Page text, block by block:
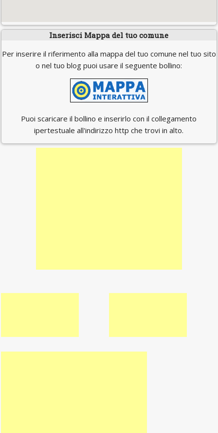
Inserisci Mappa del tuo comune
Per inserire il riferimento alla mappa del tuo comune nel tuo sito
o nel tuo blog puoi usare il seguente bollino:
Puoi scaricare il bollino e inserirlo con il collegamento
ipertestuale all'indirizzo http che trovi in alto.